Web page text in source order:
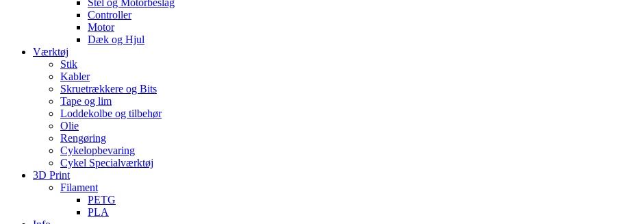
Stel og Motorbeslag
Controller
Motor
Dæk og Hjul
Værktøj
Stik
Kabler
Skruetrækkere og Bits
Tape og lim
Loddekolbe og tilbehør
Olie
Rengøring
Cykelopbevaring
Cykel Specialværktøj
3D Print
Filament
PETG
PLA